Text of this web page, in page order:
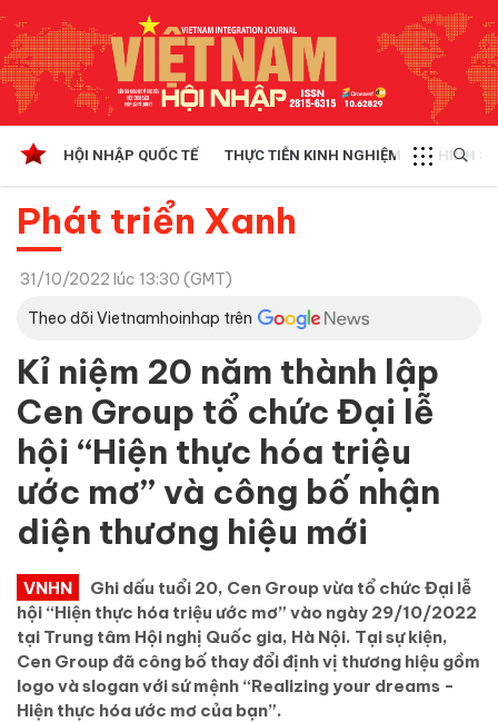
HỘI NHẬP QUỐC TẾ THỰC TIỄN KINH NGHIỆM CHÍNH
Phát triển Xanh
31/10/2022 lúc 13:30 (GMT)
Theo dõi Vietnamhoinhap trên
Kỉ niệm 20 năm thành lập
Cen Group tổ chức Đại lễ
hội “Hiện thực hóa triệu
ước mơ” và công bố nhận
diện thương hiệu mới
VNHN
Ghi dấu tuổi 20, Cen Group vừa tổ chức Đại lễ
hội “Hiện thực hóa triệu ước mơ” vào ngày 29/10/2022
tại Trung tâm Hội nghị Quốc gia, Hà Nội. Tại sự kiện,
Cen Group đã công bố thay đổi định vị thương hiệu gồm
logo và slogan với sứ mệnh “Realizing your dreams -
Hiện thực hóa ước mơ của bạn”.